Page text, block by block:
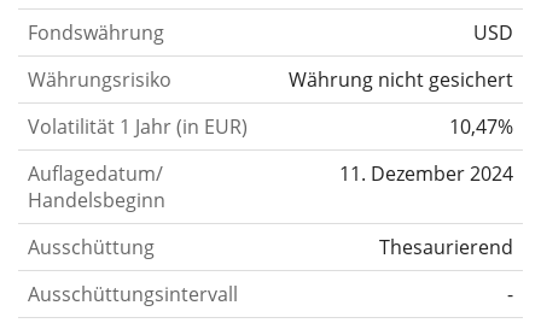
Fondswährung
USD
Währungsrisiko
Währung nicht gesichert
Volatilität 1 Jahr (in EUR)
10,47%
Auflagedatum/
Handelsbeginn
11. Dezember 2024
Ausschüttung
Thesaurierend
Ausschüttungsintervall
-